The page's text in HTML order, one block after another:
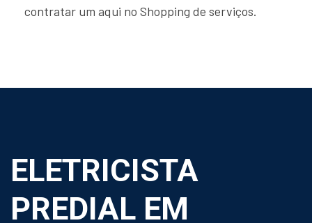
contratar um aqui no Shopping de serviços.
ELETRICISTA
PREDIAL EM